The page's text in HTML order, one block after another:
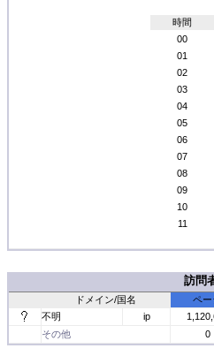
時間
00
01
02
03
04
05
06
07
08
09
10
11
訪問
ドメイン/国名
ペー
不明
ip
その他
0